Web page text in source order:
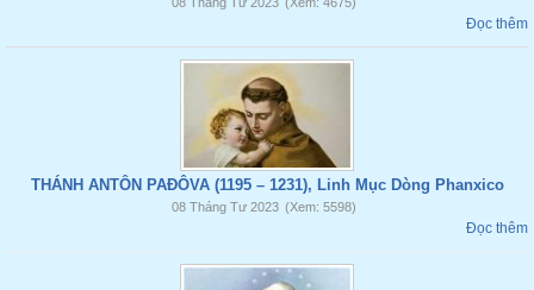
Đọc thêm
THÁNH ANTÔN PAĐÔVA (1195 – 1231), Linh Mục Dòng Phanxico
08 Tháng Tư 2023 (Xem: 5598)
Đọc thêm